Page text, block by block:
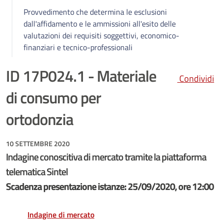
Provvedimento che determina le esclusioni
dall'affidamento e le ammissioni all'esito delle
valutazioni dei requisiti soggettivi, economico-
finanziari e tecnico-professionali
ID 17P024.1 - Materiale
di consumo per
ortodonzia
Condividi
10 SETTEMBRE 2020
Indagine conoscitiva di mercato tramite la piattaforma
telematica Sintel
Scadenza presentazione istanze: 25/09/2020, ore 12:00
Indagine di mercato